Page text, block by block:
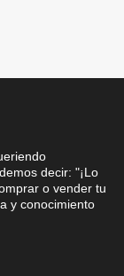
decir: "¡Lo
o vender tu
y conocimiento